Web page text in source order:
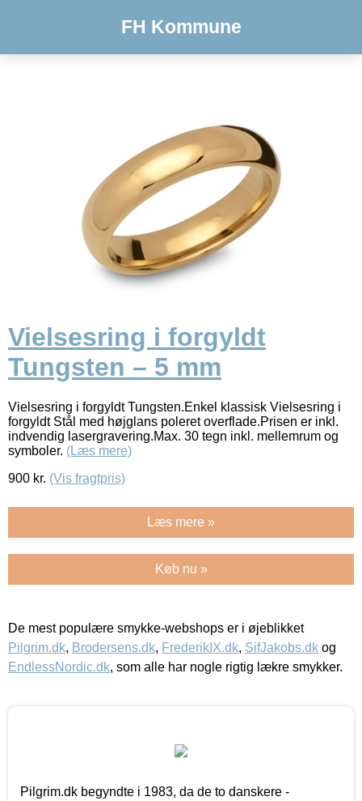
FH Kommune
Vielsesring i forgyldt
Tungsten – 5 mm
Vielsesring i forgyldt Tungsten.Enkel klassisk Vielsesring i
forgyldt Stål med højglans poleret overflade.Prisen er inkl.
indvendig lasergravering.Max. 30 tegn inkl. mellemrum og
symboler. (Læs mere)
900 kr. (Vis fragtpris)
Læs mere »
Køb nu »
De mest populære smykke-webshops er i øjeblikket
Pilgrim.dk, Brodersens.dk, FrederikIX.dk, SifJakobs.dk og
EndlessNordic.dk, som alle har nogle rigtig lækre smykker.
Pilgrim.dk begyndte i 1983, da de to danskere -